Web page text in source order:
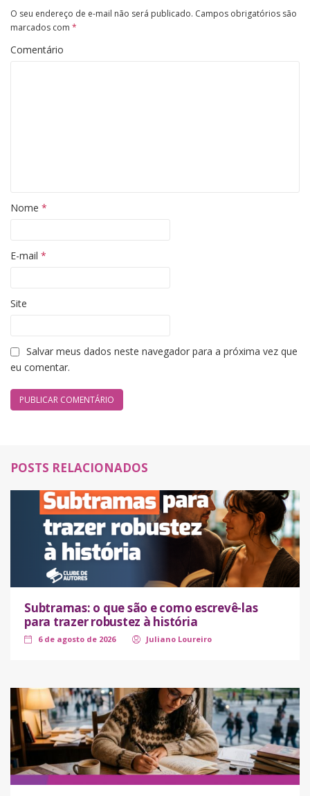
O seu endereço de e-mail não será publicado. Campos obrigatórios são
marcados com *
Comentário
Nome *
E-mail *
Site
Salvar meus dados neste navegador para a próxima vez que
eu comentar.
POSTS RELACIONADOS
Subtramas: o que são e como escrevê-las
para trazer robustez à história
6 de agosto de 2026 Juliano Loureiro